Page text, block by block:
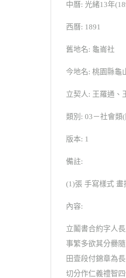
中曆: 光緒13年
西曆: 1891
舊地名: 龜崙社
今地名: 桃園縣龜
立契人: 王羅通、
類別: 03－社會類
版本: 1
備註:
(1)張 手寫樣式 畫
內容:
立鬮書合約字人
事繁多欲其分爨
田壹段付錦章為
切分作仁義禮智